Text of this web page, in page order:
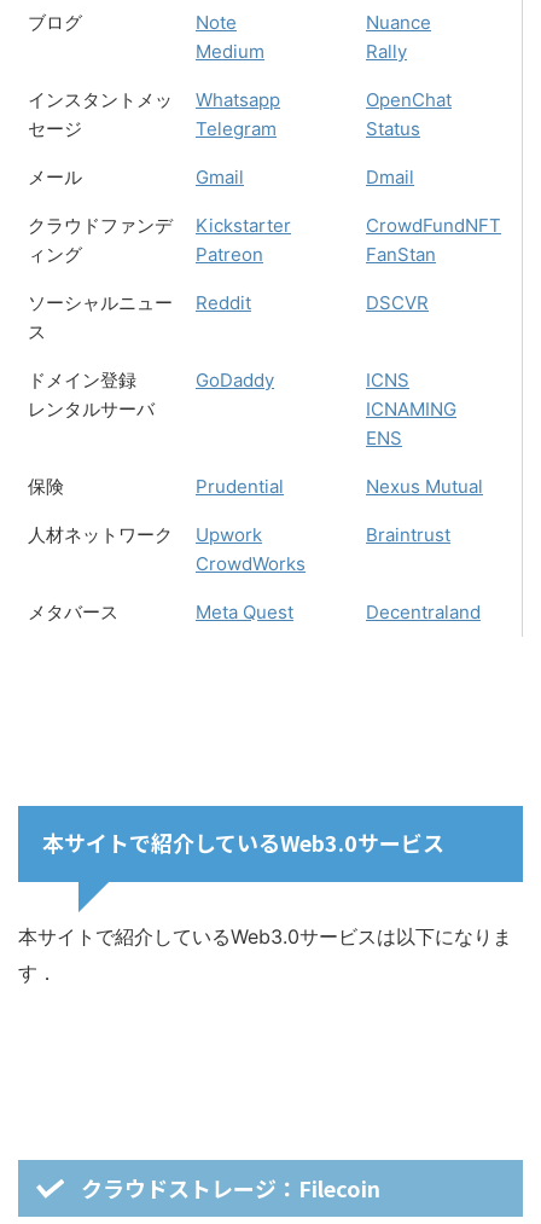
ブログ
Note
Medium
Nuance
Rally
インスタントメッ
セージ
Whatsapp
Telegram
OpenChat
Status
メール Gmail Dmail
クラウドファンデ
ィング
Kickstarter
Patreon
CrowdFundNFT
FanStan
ソーシャルニュー
ス
Reddit DSCVR
ドメイン登録
レンタルサーバ
GoDaddy
ICNS
ICNAMING
ENS
保険 Prudential Nexus Mutual
人材ネットワーク
Upwork
CrowdWorks
Braintrust
メタバース Meta Quest Decentraland
本サイトで紹介しているWeb3.0サービス
本サイトで紹介しているWeb3.0サービスは以下になりま
す．
クラウドストレージ：Filecoin